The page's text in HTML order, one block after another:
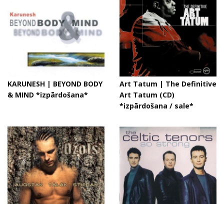
KARUNESH | BEYOND BODY
& MIND *izpārdošana*
Art Tatum | The Definitive
Art Tatum (CD)
*izpārdošana / sale*